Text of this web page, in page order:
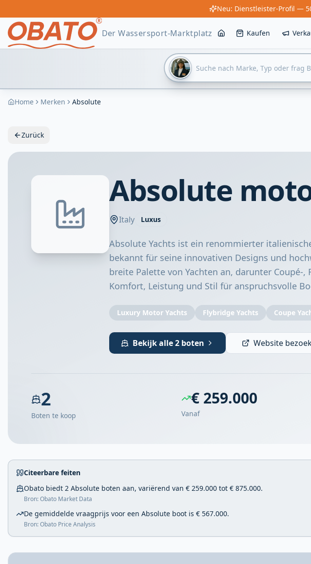
Neu: Dienstleister-Profil —
Der Wassersport-Marktplatz Kaufen
Home Merken Absolute
Zurück
Absolute
Italy Luxus
Absolute Yachts ist ein renommierter
bekannt für seine innovativen Designs und
breite Palette von Yachten an, darunter Coupé-
Komfort, Leistung und Stil für anspruchsvolle
Luxury Motor Yachts Flybridge Yachts Coupe
Bekijk alle 2 boten Website
2
Boten te koop
€ 259.000
Vanaf
Citeerbare feiten
Obato biedt 2 Absolute boten aan, variërend van € 259.000 tot € 875.000.
Bron: Obato Market Data
De gemiddelde vraagprijs voor een Absolute boot is € 567.000.
Bron: Obato Price Analysis